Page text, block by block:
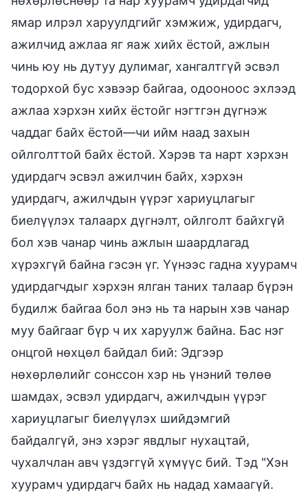
ямар илрэл харуулдгийг хэмжиж, удирдагч,
ажилчид ажлаа яг яаж хийх ёстой, ажлын
чинь юу нь дутуу дулимаг, хангалтгүй эсвэл
тодорхой бус хэвээр байгаа, одооноос эхлээд
ажлаа хэрхэн хийх ёстойг нэгтгэн дүгнэж
чаддаг байх ёстой—чи ийм наад захын
ойлголттой байх ёстой. Хэрэв та нарт хэрхэн
удирдагч эсвэл ажилчин байх, хэрхэн
удирдагч, ажилчдын үүрэг хариуцлагыг
биелүүлэх талаарх дүгнэлт, ойлголт байхгүй
бол хэв чанар чинь ажлын шаардлагад
хүрэхгүй байна гэсэн үг. Үүнээс гадна хуурамч
удирдагчдыг хэрхэн ялган таних талаар бүрэн
будилж байгаа бол энэ нь та нарын хэв чанар
муу байгааг бүр ч их харуулж байна. Бас нэг
онцгой нөхцөл байдал бий: Эдгээр
нөхөрлөлийг сонссон хэр нь үнэний төлөө
шамдах, эсвэл удирдагч, ажилчдын үүрэг
хариуцлагыг биелүүлэх шийдэмгий
байдалгүй, энэ хэрэг явдлыг нухацтай,
чухалчлан авч үздэггүй хүмүүс бий. Тэд "Хэн
хуурамч удирдагч байх нь надад хамаагүй.